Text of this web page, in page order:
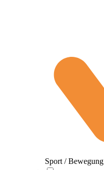
Sport / Bewegung